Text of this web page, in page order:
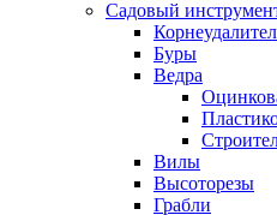
Садовый
Буры
Ведра
Вилы
Высоторезы
Грабли